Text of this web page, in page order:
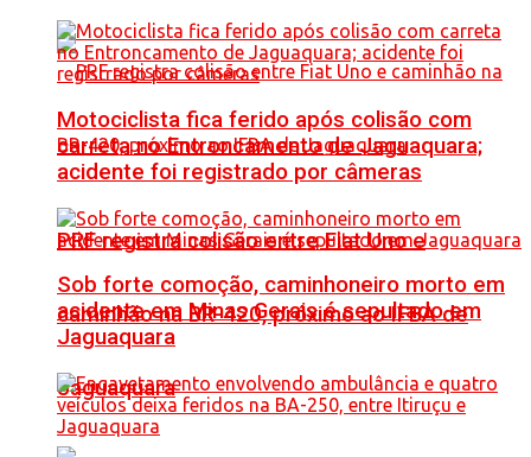
PRF registra colisão entre Fiat Uno e
caminhão na BR-420, próximo ao IFBA de
Jaguaquara
Motociclista fica ferido após colisão com
carreta no Entroncamento de Jaguaquara;
acidente foi registrado por câmeras
Sob forte comoção, caminhoneiro morto em
acidente em Minas Gerais é sepultado em
Jaguaquara